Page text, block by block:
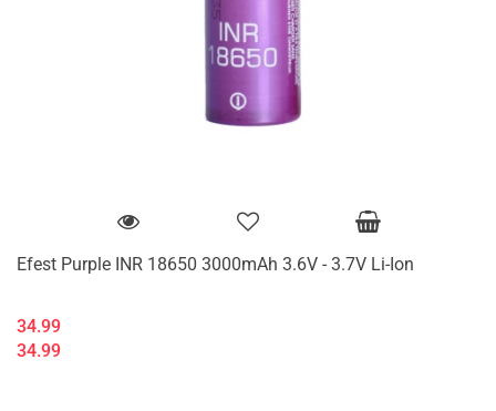
Efest Purple INR 18650 3000mAh 3.6V - 3.7V Li-Ion
34.99
34.99